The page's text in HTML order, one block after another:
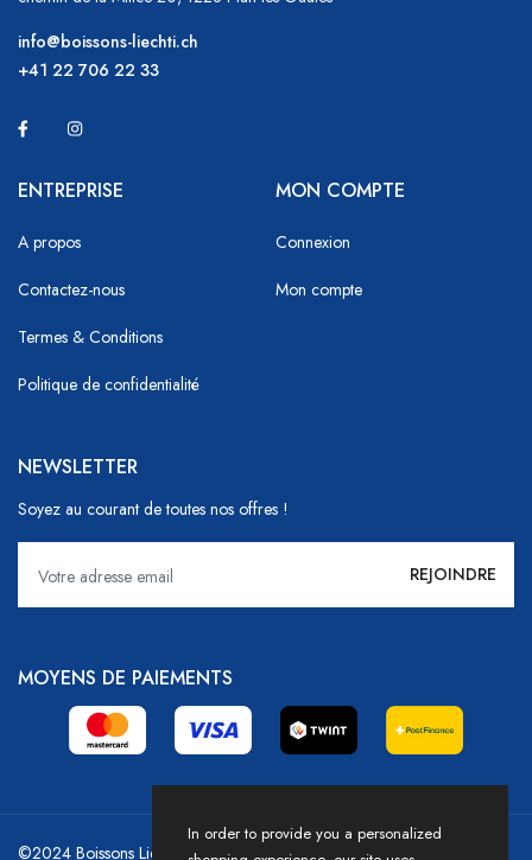
info@boissons-liechti.ch
+41 22 706 22 33
ENTREPRISE
A propos
Contactez-nous
Termes & Conditions
Politique de confidentialité
MON COMPTE
Connexion
Mon compte
NEWSLETTER
Soyez au courant de toutes nos offres !
MOYENS DE PAIEMENTS
©2024 Boissons Liechti - GoDrink Group / Powered by HICASS
In order to provide you a personalized